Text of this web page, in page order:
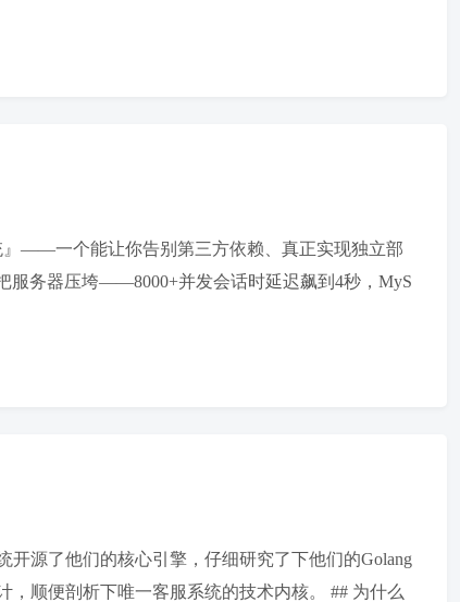
』——一个能让你告别第三方依赖、真正实现独立部
服务器压垮——8000+并发会话时延迟飙到4秒，MyS
源了他们的核心引擎，仔细研究了下他们的Golang
顺便剖析下唯一客服系统的技术内核。 ## 为什么